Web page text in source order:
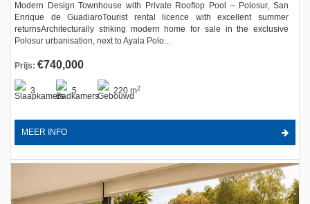
Modern Design Townhouse with Private Rooftop Pool – Polosur, San
Enrique de GuadiaroTourist rental licence with excellent summer
returnsArchitecturally striking modern home for sale in the exclusive
Polosur urbanisation, next to Ayala Polo...
Prijs: €740,000
3 5 220 m2
MEER INFO